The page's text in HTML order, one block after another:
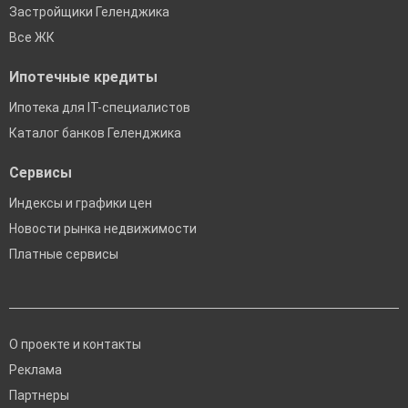
Застройщики Геленджика
Все ЖК
Ипотечные кредиты
Ипотека для IT-специалистов
Каталог банков Геленджика
Сервисы
Индексы и графики цен
Новости рынка недвижимости
Платные сервисы
О проекте и контакты
Реклама
Партнеры